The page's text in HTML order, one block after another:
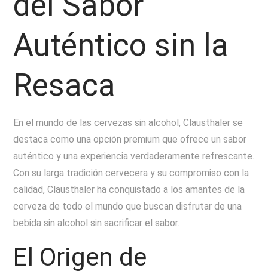
Auténtico sin la
Resaca
En el mundo de las cervezas sin alcohol, Clausthaler se
destaca como una opción premium que ofrece un sabor
auténtico y una experiencia verdaderamente refrescante.
Con su larga tradición cervecera y su compromiso con la
calidad, Clausthaler ha conquistado a los amantes de la
cerveza de todo el mundo que buscan disfrutar de una
bebida sin alcohol sin sacrificar el sabor.
El Origen de